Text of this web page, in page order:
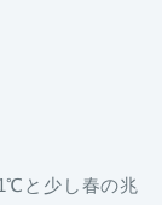
と少し春の兆